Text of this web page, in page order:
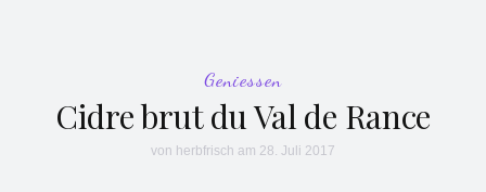
Geniessen
Cidre brut du Val de Rance
von herbfrisch am 28. Juli 2017